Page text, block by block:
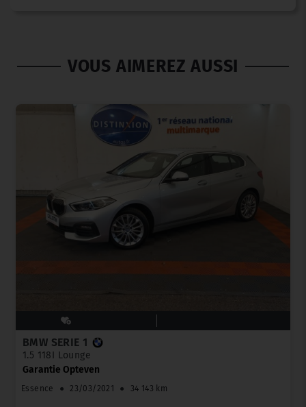
VOUS AIMEREZ AUSSI
BMW SERIE 1
1.5 118I Lounge
Garantie Opteven
Essence ● 23/03/2021 ● 34 143 km